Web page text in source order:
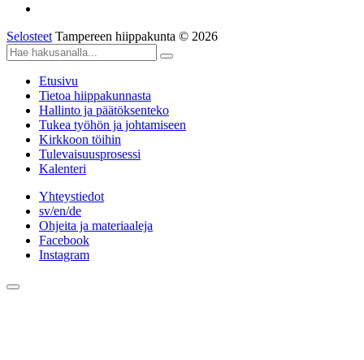
Selosteet Tampereen hiippakunta © 2026
Etusivu
Tietoa hiippakunnasta
Hallinto ja päätöksenteko
Tukea työhön ja johtamiseen
Kirkkoon töihin
Tulevaisuusprosessi
Kalenteri
Yhteystiedot
sv/en/de
Ohjeita ja materiaaleja
Facebook
Instagram